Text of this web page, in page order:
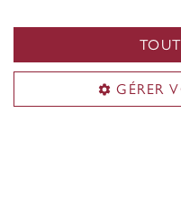
GÉRER
Découvrez réellement